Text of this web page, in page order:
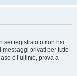
sei registrato o non hai
messaggi privati per tutto
è l’ultimo, prova a